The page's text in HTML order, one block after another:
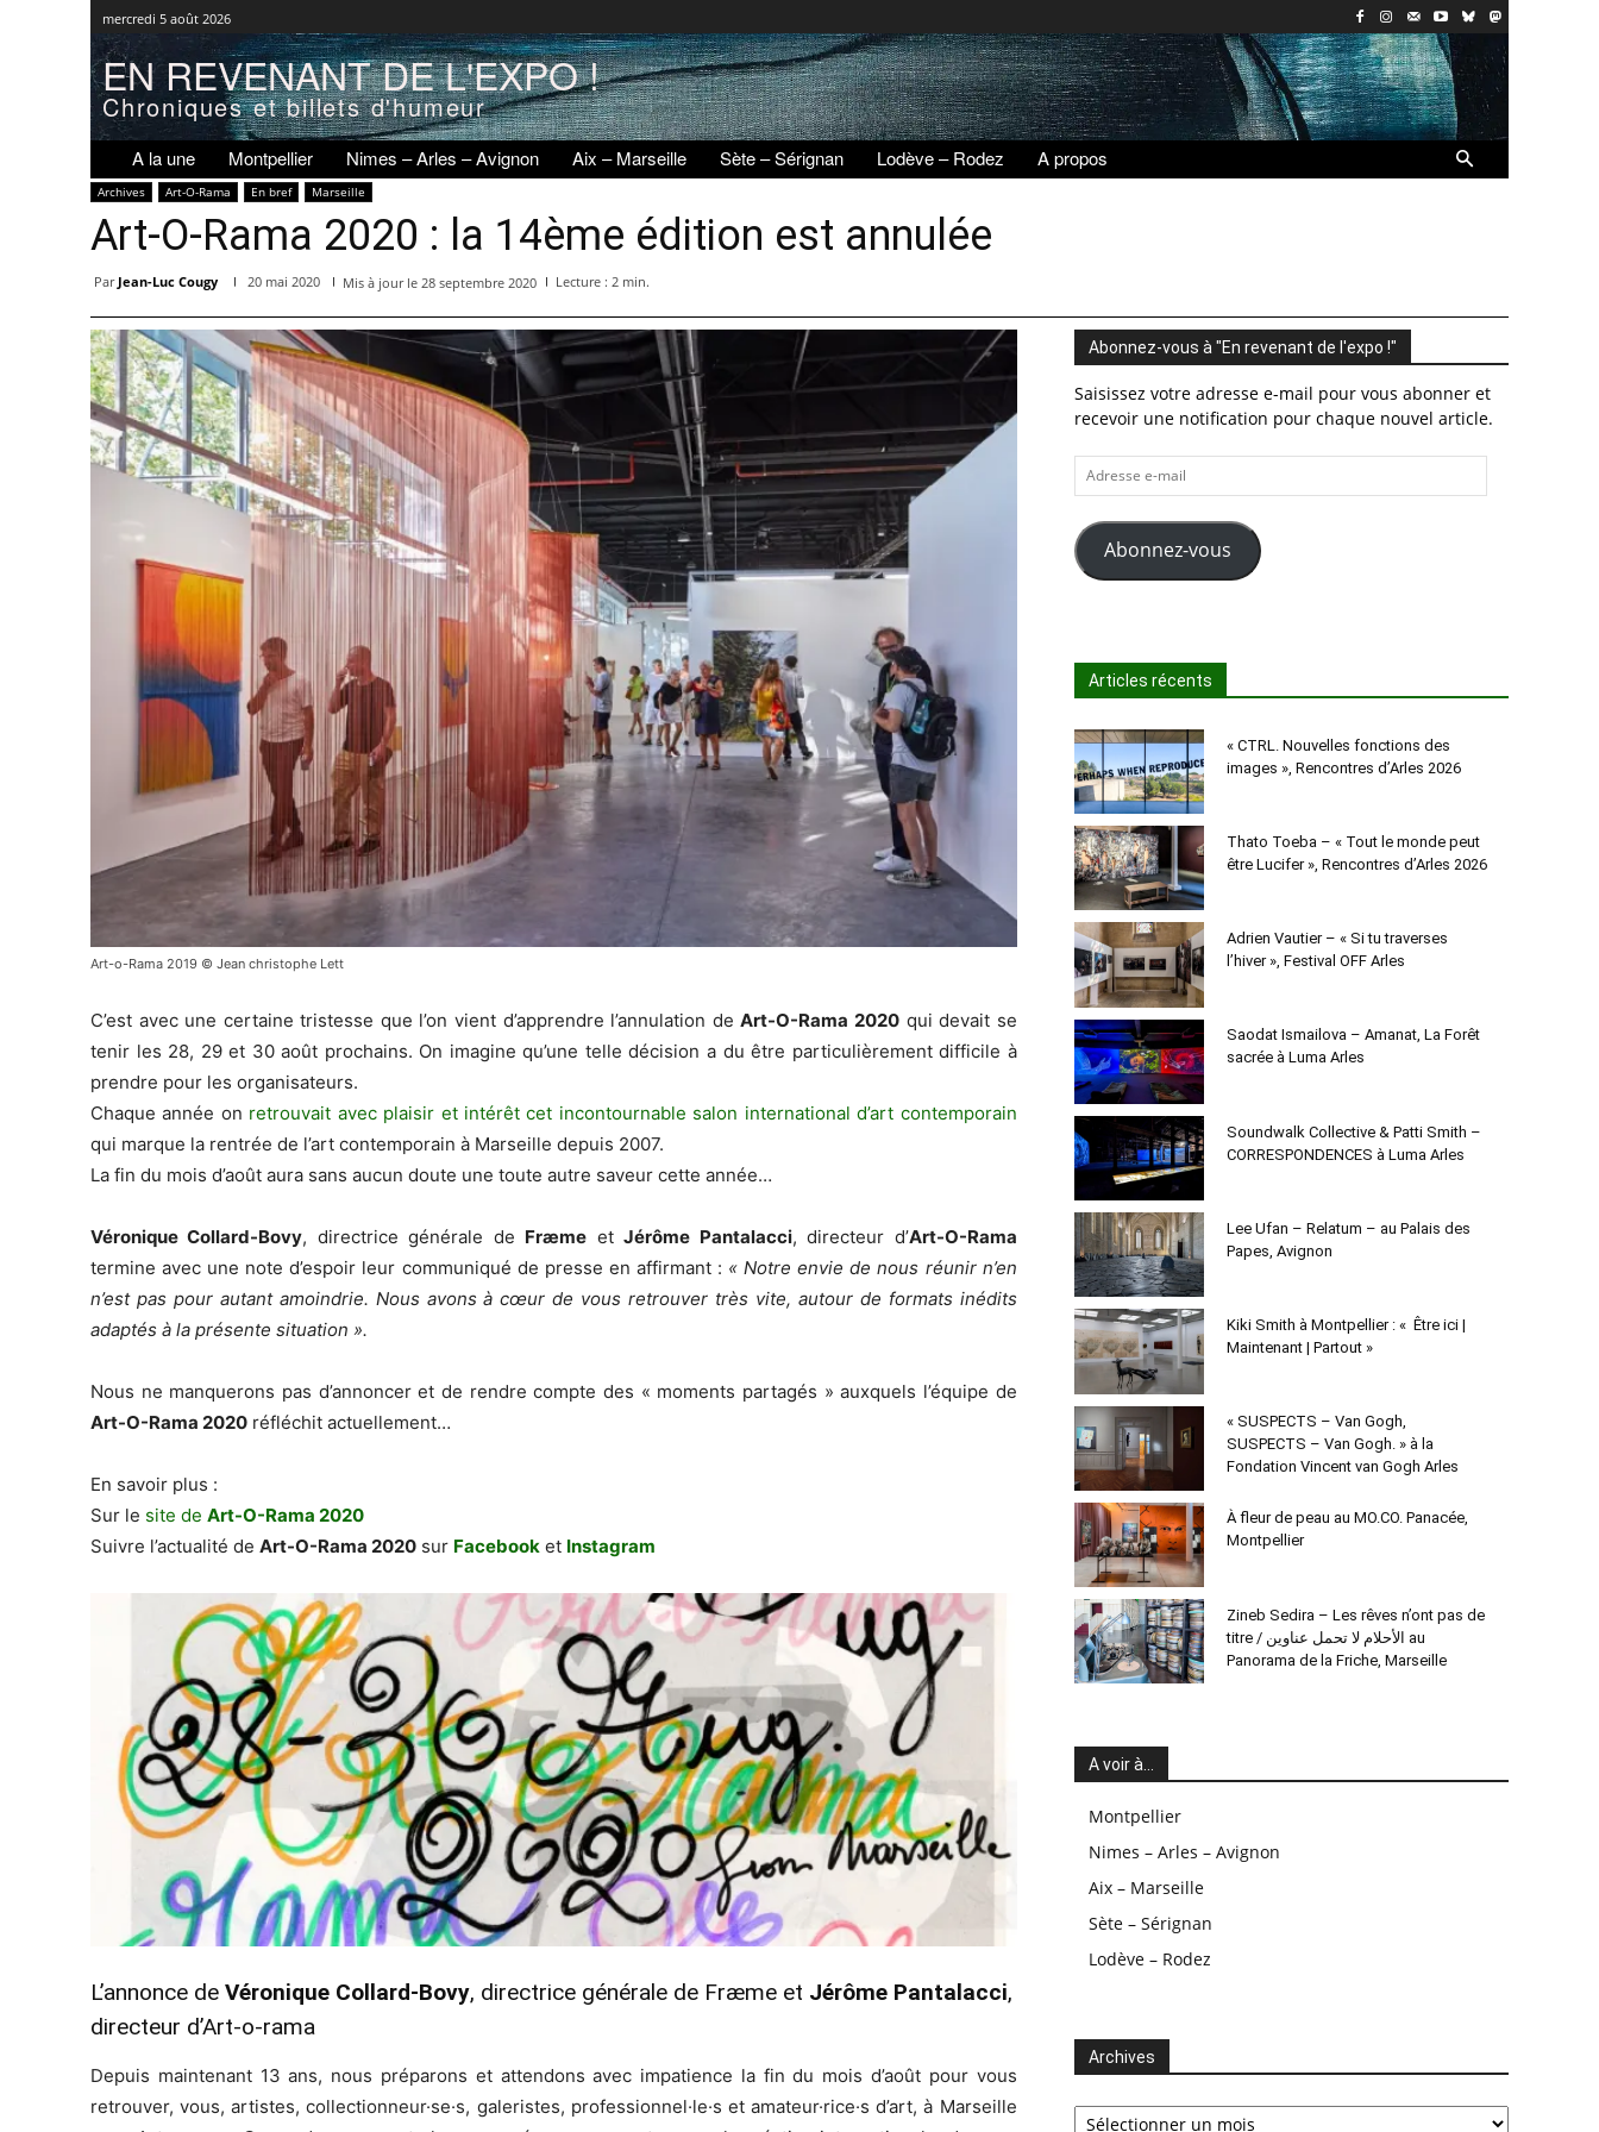
mercredi 5 août 2026
EN REVENANT DE L'EXPO !
Chroniques et billets d'humeur
A la une Montpellier Nimes – Arles – Avignon Aix – Marseille Sète – Sérignan Lodève – Rodez A propos
Archives Art-O-Rama En bref Marseille
Art-O-Rama 2020 : la 14ème édition est annulée
Par Jean-Luc Cougy 20 mai 2020 Mis à jour le 28 septembre 2020 Lecture : 2 min.
Art-o-Rama 2019 © Jean christophe Lett
C’est avec une certaine tristesse que l’on vient d’apprendre l’annulation deArt-O-Rama 2020qui devait se
tenir les 28, 29 et 30 août prochains. On imagine qu’une telle décision a du être particulièrement difficile à
prendre pour les organisateurs.
Chaque année on retrouvait avec plaisir et intérêt cet incontournable salon international d’art contemporain
qui marque la rentrée de l’art contemporain à Marseille depuis 2007.
La fin du mois d’août aura sans aucun doute une toute autre saveur cette année…
Véronique Collard-Bovy, directrice générale de Fræme etJérôme Pantalacci, directeur d’Art-O-Rama
termine avec une note d’espoir leur communiqué de presse en affirmant : « Notre envie de nous réunir n’en
n’est pas pour autant amoindrie. Nous avons à cœur de vous retrouver très vite, autour de formats inédits
adaptés à la présente situation ».
Nous ne manquerons pas d’annoncer et de rendre compte des « moments partagés » auxquels l’équipe de
Art-O-Rama 2020 réfléchit actuellement…
En savoir plus :
Sur le site de Art-O-Rama 2020
Suivre l’actualité de Art-O-Rama 2020 sur Facebook et Instagram
L’annonce de Véronique Collard-Bovy, directrice générale de Fræme et Jérôme Pantalacci,
directeur d’Art-o-rama
Depuis maintenant 13 ans, nous préparons et attendons avec impatience la fin du mois d’août pour vous
retrouver, vous, artistes, collectionneur·se·s, galeristes, professionnel·le·s et amateur·rice·s d’art, à Marseille
Abonnez-vous à "En revenant de l'expo !"
Saisissez votre adresse e-mail pour vous abonner et
recevoir une notification pour chaque nouvel article.
Adresse
e-
mail
Abonnez-vous
Articles récents
« CTRL. Nouvelles fonctions des
images », Rencontres d’Arles 2026
Thato Toeba – « Tout le monde peut
être Lucifer », Rencontres d’Arles 2026
Adrien Vautier – « Si tu traverses
l’hiver », Festival OFF Arles
Saodat Ismailova – Amanat, La Forêt
sacrée à Luma Arles
Soundwalk Collective & Patti Smith –
CORRESPONDENCES à Luma Arles
Lee Ufan – Relatum – au Palais des
Papes, Avignon
Kiki Smith à Montpellier : « Être ici |
Maintenant | Partout »
« SUSPECTS – Van Gogh,
SUSPECTS – Van Gogh. » à la
Fondation Vincent van Gogh Arles
À fleur de peau au MO.CO. Panacée,
Montpellier
Zineb Sedira – Les rêves n’ont pas de
titre / الأحلام لا تحمل عناوين au
Panorama de la Friche, Marseille
A voir à…
Montpellier
Nimes – Arles – Avignon
Aix – Marseille
Sète – Sérignan
Lodève – Rodez
Archives
Archives